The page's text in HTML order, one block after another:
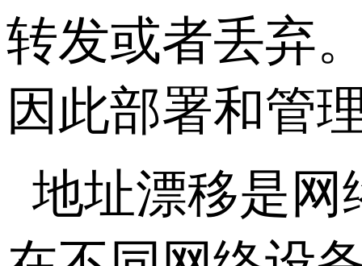
转发或者丢弃
因此部署和管
地址漂移是网